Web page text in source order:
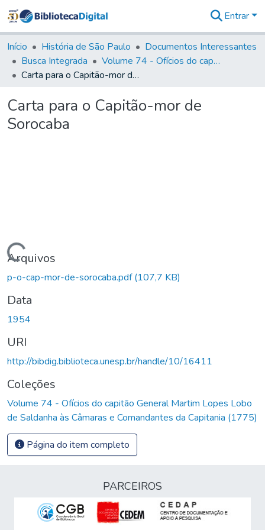
&
Coleções
Tudo na
Biblioteca
Estatísticas
Entrar
Início História de São Paulo
Documentos Interessantes
Busca Integrada
Volume 74 - Ofícios do capitão General Martim Lopes Lobo de Saldanha às Câmaras e Comandantes da Capitania (1775)
Carta para o Capitão-mor de Sorocaba
Carta para o Capitão-mor de
Sorocaba
Carregando...
Arquivos
p-o-cap-mor-de-sorocaba.pdf(107,7 KB)
Data
1954
URI
http://bibdig.biblioteca.unesp.br/handle/10/16411
Coleções
Volume 74 - Ofícios do capitão General Martim Lopes Lobo
de Saldanha às Câmaras e Comandantes da Capitania (1775)
Página do item completo
PARCEIROS